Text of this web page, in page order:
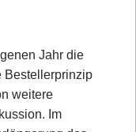
Jahr die
Bestellerprinzip
weitere
Im